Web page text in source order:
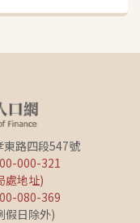
路四段547號
000-321
處地址)
080-369
假日除外)